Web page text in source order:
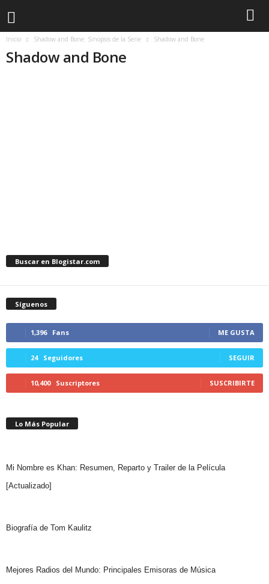
Inicio Shadow and Bone: Sinopsis de la Serie Shadow and Bone
Shadow and Bone
Buscar en Blogistar.com
Síguenos
1,396 Fans ME GUSTA
24 Seguidores SEGUIR
10,400 Suscriptores SUSCRIBIRTE
Lo Más Popular
Mi Nombre es Khan: Resumen, Reparto y Trailer de la Película
[Actualizado]
Biografía de Tom Kaulitz
Mejores Radios del Mundo: Principales Emisoras de Música